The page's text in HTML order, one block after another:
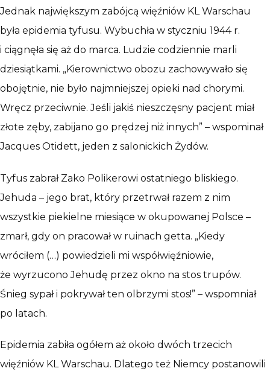
Jednak największym zabójcą więźniów KL Warschau
była epidemia tyfusu. Wybuchła w styczniu 1944 r.
i ciągnęła się aż do marca. Ludzie codziennie marli
dziesiątkami. „Kierownictwo obozu zachowywało się
obojętnie, nie było najmniejszej opieki nad chorymi.
Wręcz przeciwnie. Jeśli jakiś nieszczęsny pacjent miał
złote zęby, zabijano go prędzej niż innych” – wspominał
Jacques Otidett, jeden z salonickich Żydów.
Tyfus zabrał Zako Polikerowi ostatniego bliskiego.
Jehuda – jego brat, który przetrwał razem z nim
wszystkie piekielne miesiące w okupowanej Polsce –
zmarł, gdy on pracował w ruinach getta. „Kiedy
wróciłem (…) powiedzieli mi współwięźniowie,
że wyrzucono Jehudę przez okno na stos trupów.
Śnieg sypał i pokrywał ten olbrzymi stos!” – wspomniał
po latach.
Epidemia zabiła ogółem aż około dwóch trzecich
więźniów KL Warschau. Dlatego też Niemcy postanowili